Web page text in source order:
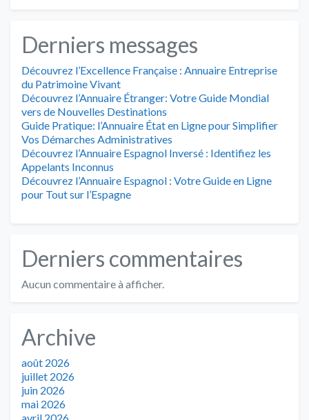
Derniers messages
Découvrez l’Excellence Française : Annuaire Entreprise
du Patrimoine Vivant
Découvrez l’Annuaire Étranger: Votre Guide Mondial
vers de Nouvelles Destinations
Guide Pratique: l’Annuaire État en Ligne pour Simplifier
Vos Démarches Administratives
Découvrez l’Annuaire Espagnol Inversé : Identifiez les
Appelants Inconnus
Découvrez l’Annuaire Espagnol : Votre Guide en Ligne
pour Tout sur l’Espagne
Derniers commentaires
Aucun commentaire à afficher.
Archive
août 2026
juillet 2026
juin 2026
mai 2026